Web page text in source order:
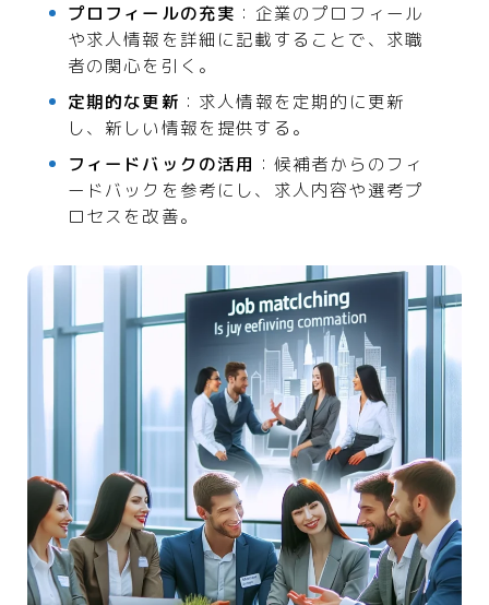
プロフィールの充実 ：企業のプロフィール
や求人情報を詳細に記載することで、求職
者の関心を引く。
定期的な更新 ：求人情報を定期的に更新
し、新しい情報を提供する。
フィードバックの活用 ：候補者からのフィ
ードバックを参考にし、求人内容や選考プ
ロセスを改善。